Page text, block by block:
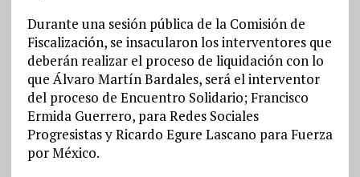
Durante una sesión pública de la Comisión de
Fiscalización, se insacularon los interventores que
deberán realizar el proceso de liquidación con lo
que Álvaro Martín Bardales, será el interventor
del proceso de Encuentro Solidario; Francisco
Ermida Guerrero, para Redes Sociales
Progresistas y Ricardo Egure Lascano para Fuerza
por México.